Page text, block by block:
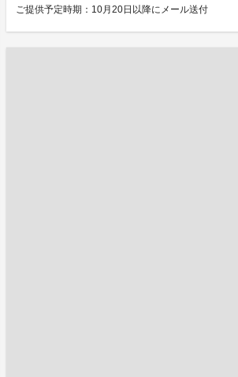
ご提供予定時期：10月20日以降にメール送付